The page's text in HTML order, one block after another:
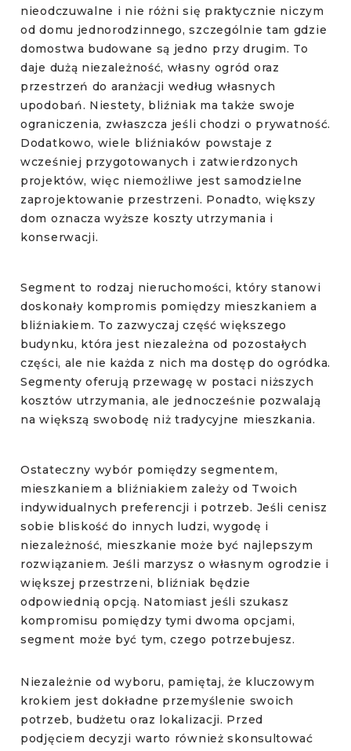
nieodczuwalne i nie różni się praktycznie niczym
od domu jednorodzinnego, szczególnie tam gdzie
domostwa budowane są jedno przy drugim. To
daje dużą niezależność, własny ogród oraz
przestrzeń do aranżacji według własnych
upodobań. Niestety, bliźniak ma także swoje
ograniczenia, zwłaszcza jeśli chodzi o prywatność.
Dodatkowo, wiele bliźniaków powstaje z
wcześniej przygotowanych i zatwierdzonych
projektów, więc niemożliwe jest samodzielne
zaprojektowanie przestrzeni. Ponadto, większy
dom oznacza wyższe koszty utrzymania i
konserwacji.
Segment to rodzaj nieruchomości, który stanowi
doskonały kompromis pomiędzy mieszkaniem a
bliźniakiem. To zazwyczaj część większego
budynku, która jest niezależna od pozostałych
części, ale nie każda z nich ma dostęp do ogródka.
Segmenty oferują przewagę w postaci niższych
kosztów utrzymania, ale jednocześnie pozwalają
na większą swobodę niż tradycyjne mieszkania.
Ostateczny wybór pomiędzy segmentem,
mieszkaniem a bliźniakiem zależy od Twoich
indywidualnych preferencji i potrzeb. Jeśli cenisz
sobie bliskość do innych ludzi, wygodę i
niezależność, mieszkanie może być najlepszym
rozwiązaniem. Jeśli marzysz o własnym ogrodzie i
większej przestrzeni, bliźniak będzie
odpowiednią opcją. Natomiast jeśli szukasz
kompromisu pomiędzy tymi dwoma opcjami,
segment może być tym, czego potrzebujesz.
Niezależnie od wyboru, pamiętaj, że kluczowym
krokiem jest dokładne przemyślenie swoich
potrzeb, budżetu oraz lokalizacji. Przed
podjęciem decyzji warto również skonsultować